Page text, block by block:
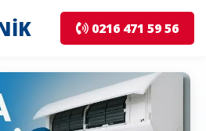
0216 471 59 56